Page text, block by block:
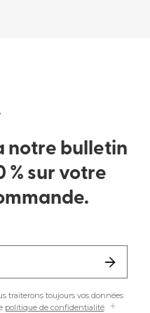
notre bulletin
% sur votre
traiterons toujours vos données
politique de confidentialité.